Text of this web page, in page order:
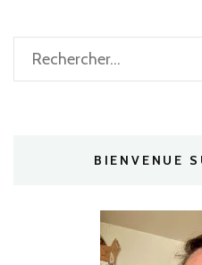
Rechercher :
BIENVENUE